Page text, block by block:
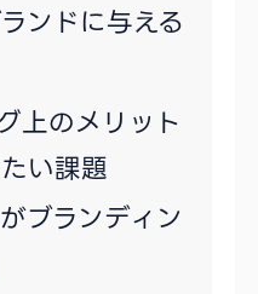
ンドに与える
上のメリット
い課題
ブランディン